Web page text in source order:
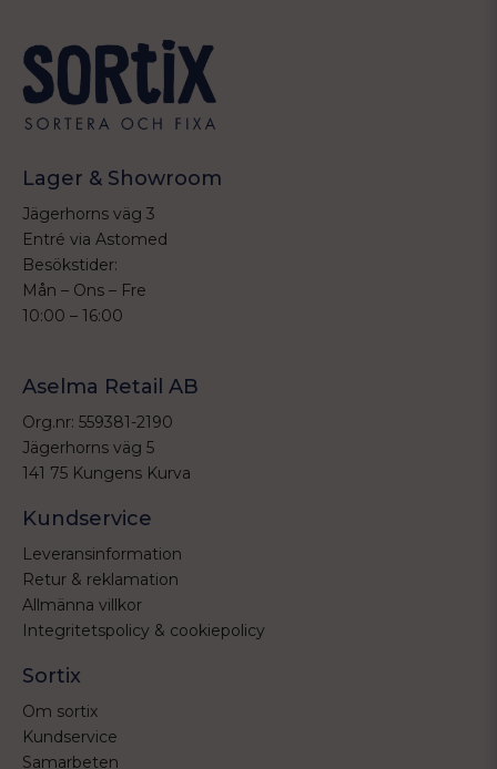
Lager & Showroom
Jägerhorns väg 3
Entré via Astomed
Besökstider:
Mån – Ons – Fre
10:00 – 16:00
Aselma Retail AB
Org.nr: 559381-2190
Jägerhorns väg 5
141 75 Kungens Kurva
Kundservice
Leveransinformation
Retur & reklamation
Allmänna villkor
Integritetspolicy & cookiepolicy
Sortix
Om sortix
Kundservice
Samarbeten